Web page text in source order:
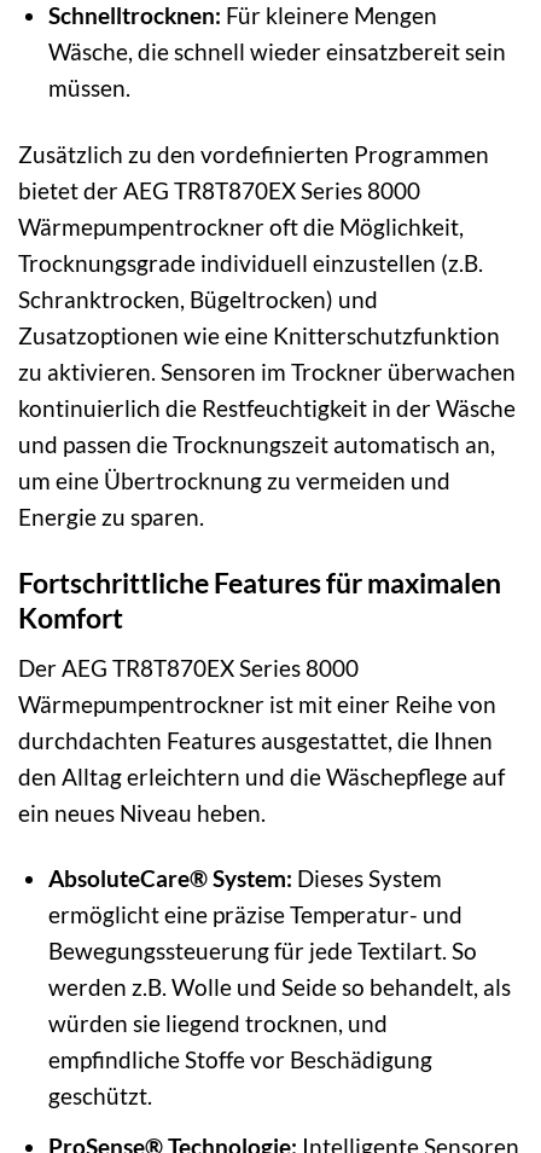
Schnelltrocknen: Für kleinere Mengen
Wäsche, die schnell wieder einsatzbereit sein
müssen.
Zusätzlich zu den vordefinierten Programmen
bietet der AEG TR8T870EX Series 8000
Wärmepumpentrockner oft die Möglichkeit,
Trocknungsgrade individuell einzustellen (z.B.
Schranktrocken, Bügeltrocken) und
Zusatzoptionen wie eine Knitterschutzfunktion
zu aktivieren. Sensoren im Trockner überwachen
kontinuierlich die Restfeuchtigkeit in der Wäsche
und passen die Trocknungszeit automatisch an,
um eine Übertrocknung zu vermeiden und
Energie zu sparen.
Fortschrittliche Features für maximalen
Komfort
Der AEG TR8T870EX Series 8000
Wärmepumpentrockner ist mit einer Reihe von
durchdachten Features ausgestattet, die Ihnen
den Alltag erleichtern und die Wäschepflege auf
ein neues Niveau heben.
AbsoluteCare® System: Dieses System
ermöglicht eine präzise Temperatur- und
Bewegungssteuerung für jede Textilart. So
werden z.B. Wolle und Seide so behandelt, als
würden sie liegend trocknen, und
empfindliche Stoffe vor Beschädigung
geschützt.
ProSense® Technologie: Intelligente Sensoren